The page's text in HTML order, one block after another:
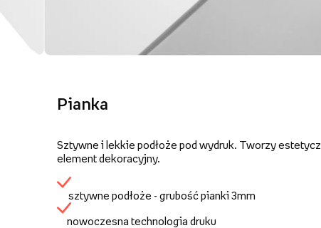
Pianka
Sztywne i lekkie podłoże pod wydruk. Tworzy
element dekoracyjny.
sztywne podłoże - grubość pianki 3mm
nowoczesna technologia druku